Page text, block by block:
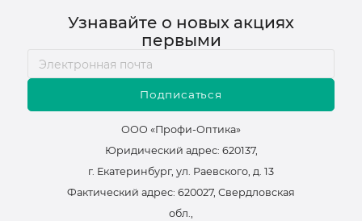
Узнавайте о новых акциях
первыми
Подписаться
ООО «Профи-Оптика»
Юридический адрес: 620137,
г. Екатеринбург, ул. Раевского, д. 13
Фактический адрес: 620027, Свердловская
обл.,